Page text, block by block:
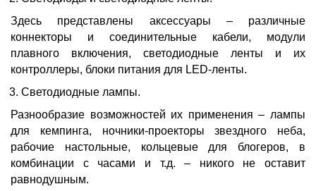
Здесь представлены аксессуары – различные
коннекторы и соединительные кабели, модули
плавного включения, светодиодные ленты и их
контроллеры, блоки питания для LED-ленты.
Светодиодные лампы.
Разнообразие возможностей их применения – лампы
для кемпинга, ночники-проекторы звездного неба,
рабочие настольные, кольцевые для блогеров, в
комбинации с часами и т.д. – никого не оставит
равнодушным.